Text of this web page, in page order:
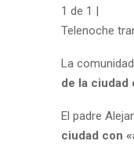
1 de 1 |
Telenoche
La
de la ciudad
El padre
ciudad con